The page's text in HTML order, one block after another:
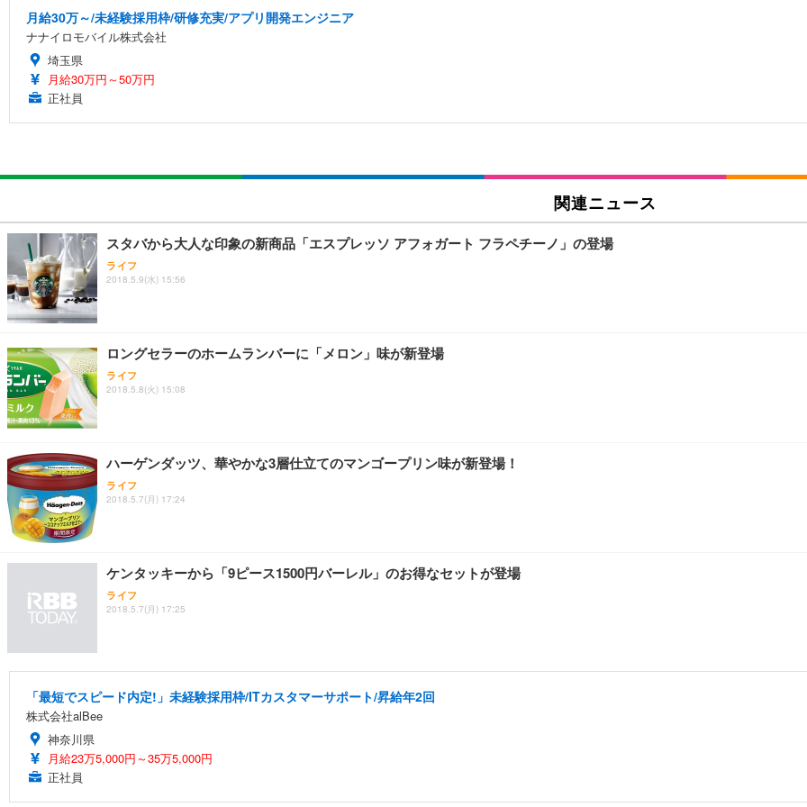
月給30万～/未経験採用枠/研修充実/アプリ開発エンジニア
ナナイロモバイル株式会社
埼玉県
月給30万円～50万円
正社員
関連ニュース
スタバから大人な印象の新商品「エスプレッソ アフォガート フラペチーノ」の登場
ライフ
2018.5.9(水) 15:56
ロングセラーのホームランバーに「メロン」味が新登場
ライフ
2018.5.8(火) 15:08
ハーゲンダッツ、華やかな3層仕立てのマンゴープリン味が新登場！
ライフ
2018.5.7(月) 17:24
ケンタッキーから「9ピース1500円バーレル」のお得なセットが登場
ライフ
2018.5.7(月) 17:25
「最短でスピード内定!」未経験採用枠/ITカスタマーサポート/昇給年2回
株式会社alBee
神奈川県
月給23万5,000円～35万5,000円
正社員